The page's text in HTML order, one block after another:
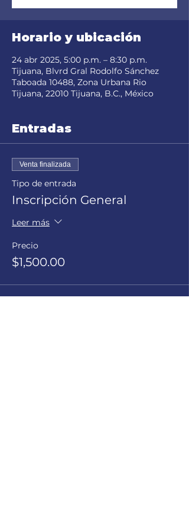
Horario y ubicación
24 abr 2025, 5:00 p.m. – 8:30 p.m.
Tijuana, Blvrd Gral Rodolfo Sánchez
Taboada 10488, Zona Urbana Rio
Tijuana, 22010 Tijuana, B.C., México
Entradas
Venta finalizada
Tipo de entrada
Inscripción General
Leer más
Precio
$1,500.00